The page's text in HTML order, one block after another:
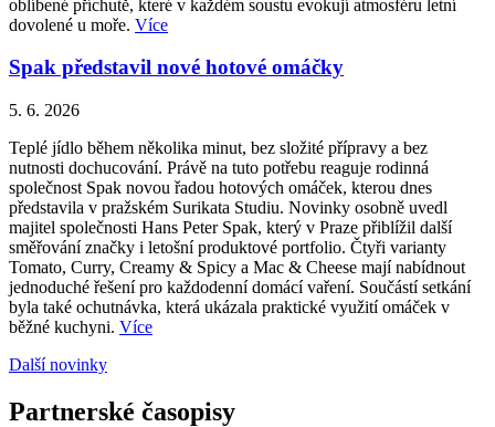
oblíbené příchutě, které v každém soustu evokují atmosféru letní
dovolené u moře. Více
Spak představil nové hotové omáčky
5. 6. 2026
Teplé jídlo během několika minut, bez složité přípravy a bez
nutnosti dochucování. Právě na tuto potřebu reaguje rodinná
společnost Spak novou řadou hotových omáček, kterou dnes
představila v pražském Surikata Studiu. Novinky osobně uvedl
majitel společnosti Hans Peter Spak, který v Praze přiblížil další
směřování značky i letošní produktové portfolio. Čtyři varianty
Tomato, Curry, Creamy & Spicy a Mac & Cheese mají nabídnout
jednoduché řešení pro každodenní domácí vaření. Součástí setkání
byla také ochutnávka, která ukázala praktické využití omáček v
běžné kuchyni. Více
Další novinky
Partnerské časopisy